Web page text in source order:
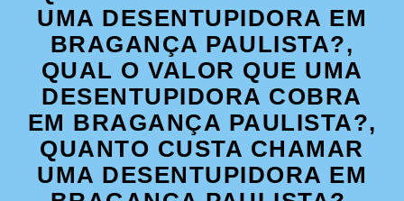
UMA DESENTUPIDORA EM
BRAGANÇA PAULISTA?,
QUAL O VALOR QUE UMA
DESENTUPIDORA COBRA
EM BRAGANÇA PAULISTA?,
QUANTO CUSTA CHAMAR
UMA DESENTUPIDORA EM